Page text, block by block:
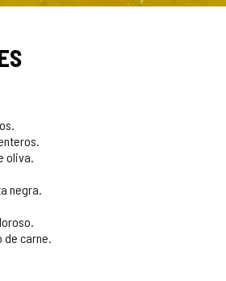
oliva.
negra.
de carne.